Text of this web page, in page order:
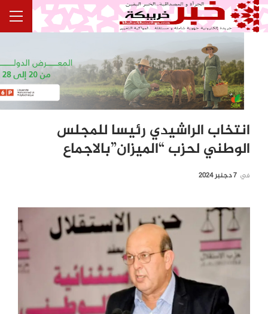
انتخاب الراشيدي رئيسا للمجلس
الوطني لحزب “الميزان”بالاجماع
في 7 دجنبر 2024